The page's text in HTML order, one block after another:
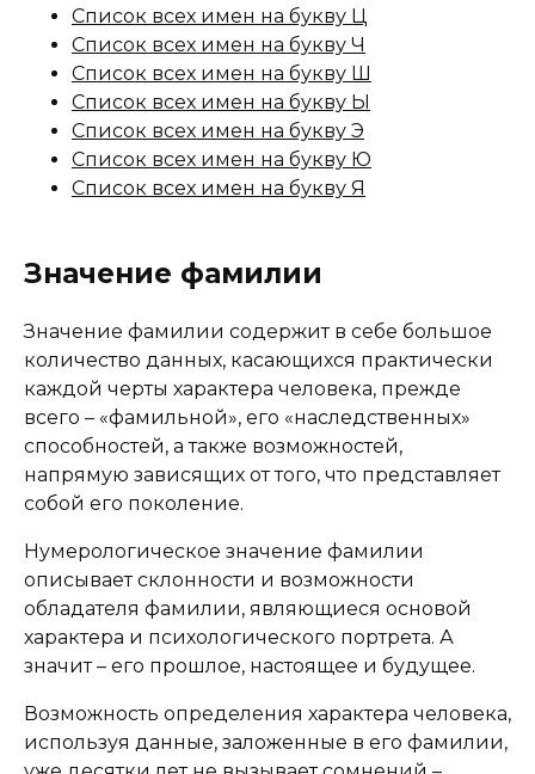
Список всех имен на букву Ц
Список всех имен на букву Ч
Список всех имен на букву Ш
Список всех имен на букву Ы
Список всех имен на букву Э
Список всех имен на букву Ю
Список всех имен на букву Я
Значение фамилии
Значение фамилии содержит в себе большое
количество данных, касающихся практически
каждой черты характера человека, прежде
всего – «фамильной», его «наследственных»
способностей, а также возможностей,
напрямую зависящих от того, что представляет
собой его поколение.
Нумерологическое значение фамилии
описывает склонности и возможности
обладателя фамилии, являющиеся основой
характера и психологического портрета. А
значит – его прошлое, настоящее и будущее.
Возможность определения характера человека,
используя данные, заложенные в его фамилии,